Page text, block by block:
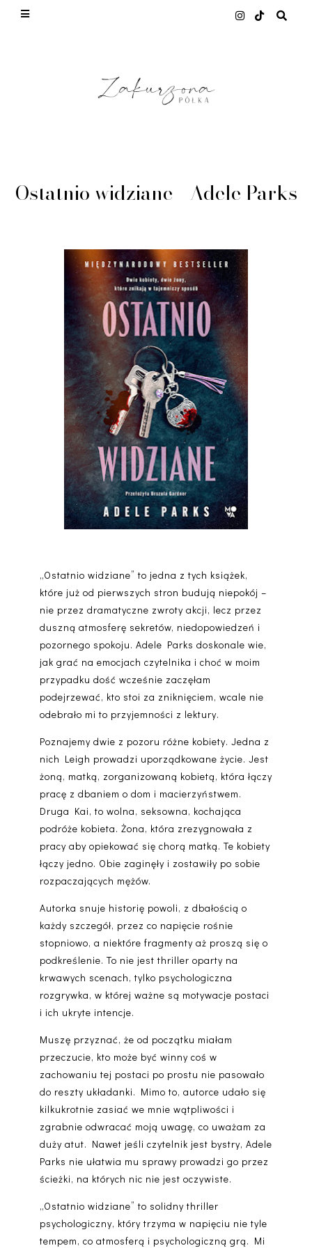
Ostatnio widziane - Adele Parks
„Ostatnio widziane” to jedna z tych książek,
które już od pierwszych stron budują niepokój –
nie przez dramatyczne zwroty akcji, lecz przez
duszną atmosferę sekretów, niedopowiedzeń i
pozornego spokoju. Adele Parks doskonale wie,
jak grać na emocjach czytelnika i choć w moim
przypadku dość wcześnie zaczęłam
podejrzewać, kto stoi za zniknięciem, wcale nie
odebrało mi to przyjemności z lektury.
Poznajemy dwie z pozoru różne kobiety. Jedna z
nich Leigh prowadzi uporządkowane życie. Jest
żoną, matką, zorganizowaną kobietą, która łączy
pracę z dbaniem o dom i macierzyństwem.
Druga Kai, to wolna, seksowna, kochająca
podróże kobieta. Żona, która zrezygnowała z
pracy aby opiekować się chorą matką. Te kobiety
łączy jedno. Obie zaginęły i zostawiły po sobie
rozpaczających mężów.
Autorka snuje historię powoli, z dbałością o
każdy szczegół, przez co napięcie rośnie
stopniowo, a niektóre fragmenty aż proszą się o
podkreślenie. To nie jest thriller oparty na
krwawych scenach, tylko psychologiczna
rozgrywka, w której ważne są motywacje postaci
i ich ukryte intencje.
Muszę przyznać, że od początku miałam
przeczucie, kto może być winnycoś w
zachowaniu tej postaci po prostu nie pasowało
do reszty układanki. Mimo to, autorce udało się
kilkukrotnie zasiać we mnie wątpliwości i
zgrabnie odwracać moją uwagę, co uważam za
duży atut. Nawet jeśli czytelnik jest bystry, Adele
Parks nie ułatwia mu sprawy prowadzi go przez
ścieżki, na których nic nie jest oczywiste.
„Ostatnio widziane” to solidny thriller
psychologiczny, który trzyma w napięciu nie tyle
tempem, co atmosferą i psychologiczną grą. Mi
This site uses cookies from Google to deliver its
of service, generate usage statistics, and to detect
and address abuse.
LEARN MORE